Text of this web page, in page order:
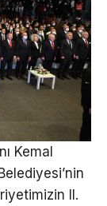
Kemal
II.